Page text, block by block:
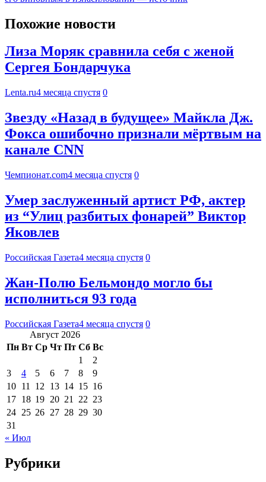
Похожие новости
Лиза Моряк сравнила себя с женой
Сергея Бондарчука
Lenta.ru4 месяца спустя 0
Звезду «Назад в будущее» Майкла Дж.
Фокса ошибочно признали мёртвым на
канале CNN
Чемпионат.com4 месяца спустя 0
Умер заслуженный артист РФ, актер
из “Улиц разбитых фонарей” Виктор
Яковлев
Российская Газета4 месяца спустя 0
Жан-Полю Бельмондо могло бы
исполниться 93 года
Российская Газета4 месяца спустя 0
Август 2026
Пн Вт Ср Чт Пт Сб Вс
1
2
3
4 5 6 7 8
9
10 11 12 13 14 15 16
17 18 19 20 21 22 23
24 25 26 27 28 29 30
31
« Июл
Рубрики